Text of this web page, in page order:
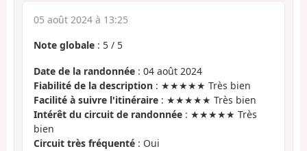
05 août 2024 à 13:25
Note globale : 5 / 5
Date de la randonnée : 04 août 2024
Fiabilité de la description : ★★★★★ Très bien
Facilité à suivre l'itinéraire : ★★★★★ Très bien
Intérêt du circuit de randonnée : ★★★★★ Très
bien
Circuit très fréquenté : Oui